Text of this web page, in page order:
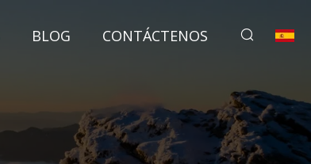
BLOG CONTÁCTENOS